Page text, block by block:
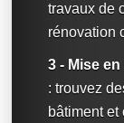
travaux de
rénovation
3 - Mise
: trouvez
bâtiment